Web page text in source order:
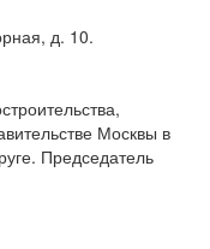
д. 10.
Москвы в
Председатель